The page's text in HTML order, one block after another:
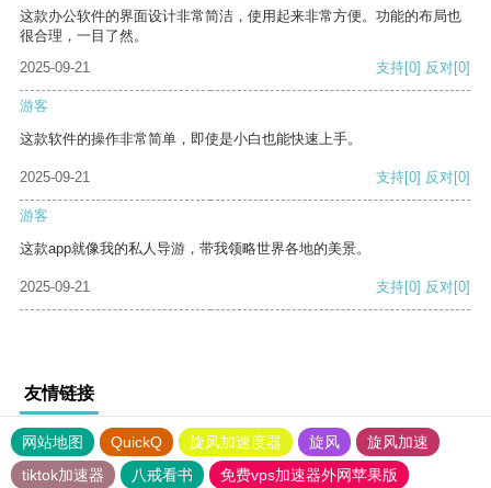
这款办公软件的界面设计非常简洁，使用起来非常方便。功能的布局也
很合理，一目了然。
2025-09-21
支持[0] 反对[0]
游客
这款软件的操作非常简单，即使是小白也能快速上手。
2025-09-21 支持[0] 反对[0]
游客
这款app就像我的私人导游，带我领略世界各地的美景。
2025-09-21 支持[0] 反对[0]
友情链接
网站地图 QuickQ 旋风加速度器 旋风
旋风加速
tiktok加速器
八戒看书 免费vps加速器外网苹果版